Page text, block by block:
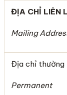
ĐỊA CHỈ LIÊN
Mailing
Địa chỉ thường
Permanent